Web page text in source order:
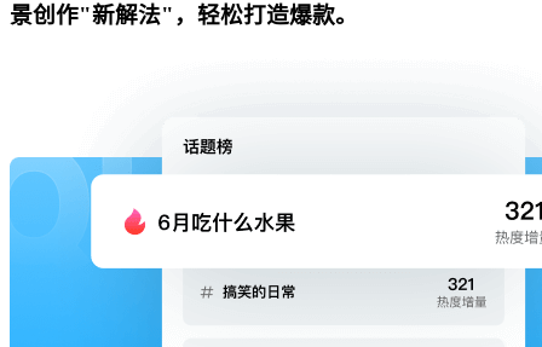
景创作"新解法"，轻松打造爆款。